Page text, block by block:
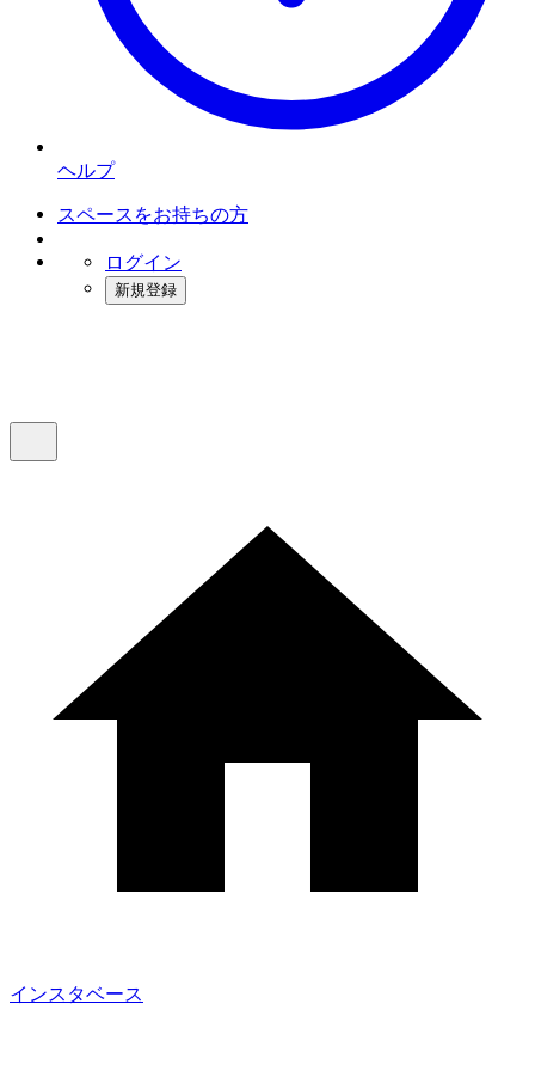
ヘルプ
スペースをお持ちの方
ログイン
新規登録
インスタベース